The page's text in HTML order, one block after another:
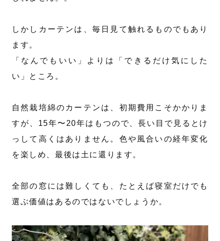
しかしカーテンは、毎日見て触れるものでもあり
ます。
「なんでもいい」よりは「できるだけ気にした
い」ところ。
自然栽培綿のカーテンは、初期費用こそかかりま
すが、15年〜20年はもつので、長い目で見るとけ
っして高くはありません。色や風合いの経年変化
を楽しめ、最後は土に還ります。
全部の窓には難しくても、たとえば寝室だけでも
選ぶ価値はあるのではないでしょうか。